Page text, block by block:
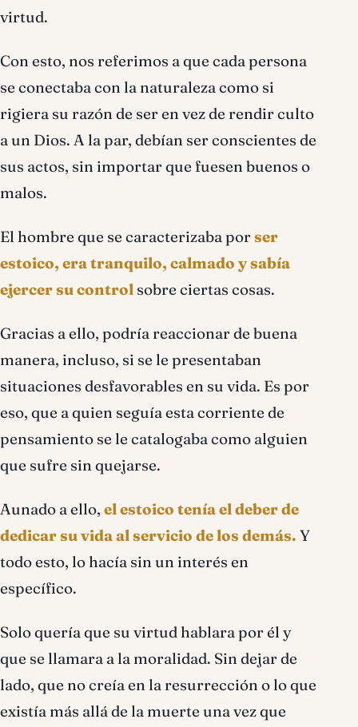
virtud.
Con esto, nos referimos a que cada persona
se conectaba con la naturaleza como si
rigiera su razón de ser en vez de rendir culto
a un Dios. A la par, debían ser conscientes de
sus actos, sin importar que fuesen buenos o
malos.
El hombre que se caracterizaba porser
estoico, era tranquilo, calmado y sabía
ejercer su control sobre ciertas cosas.
Gracias a ello, podría reaccionar de buena
manera, incluso, si se le presentaban
situaciones desfavorables en su vida. Es por
eso, que a quien seguía esta corriente de
pensamiento se le catalogaba como alguien
que sufre sin quejarse.
Aunado a ello, el estoico tenía el deber de
dedicar su vida al servicio de los demás. Y
todo esto, lo hacía sin un interés en
específico.
Solo quería que su virtud hablara por él y
que se llamara a la moralidad. Sin dejar de
lado, que no creía en la resurrección o lo que
existía más allá de la muerte una vez que